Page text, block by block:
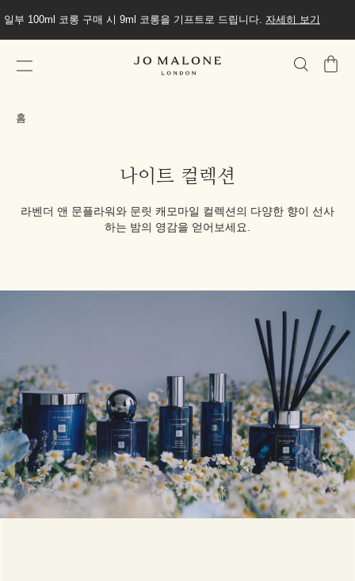
일부 100ml 코롱 구매 시 9ml 코롱을 기프트로 드립니다. 자세히 보기
가
홈
나이트 컬렉션
라벤더 앤 문플라워와 문릿 캐모마일 컬렉션의 다양한 향이 선사
하는 밤의 영감을 얻어보세요.